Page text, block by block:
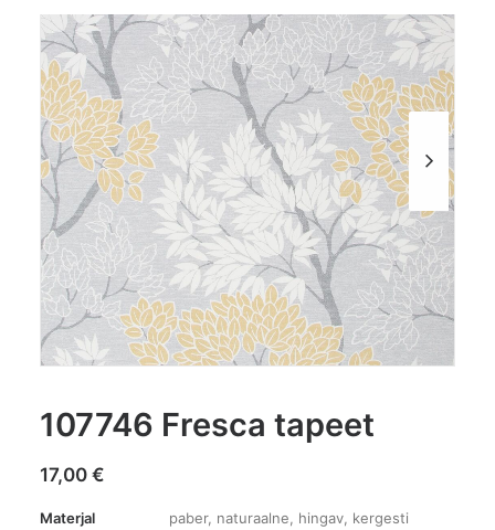
107746 Fresca tapeet
17,00 €
Materjal
paber, naturaalne, hingav, kergesti